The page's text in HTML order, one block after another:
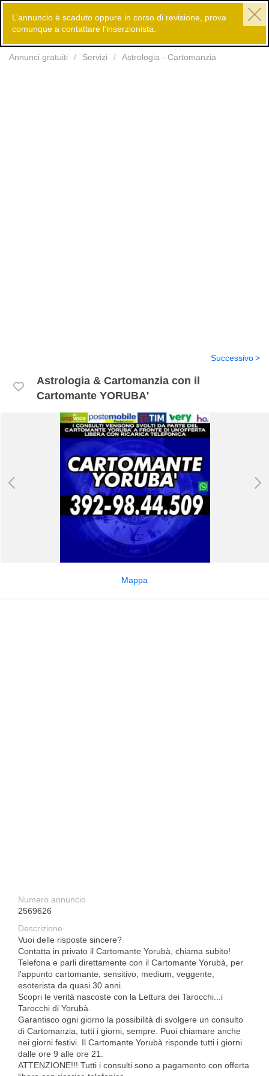
Annunci gratuiti Servizi Astrologia - Cartomanzia
L’annuncio è scaduto oppure in corso di revisione, prova
comunque a contattare l’inserzionista.
Astrologia & Cartomanzia con il
Cartomante YORUBA'
Successivo
Mappa
Numero annuncio
2569626
Descrizione
Vuoi delle risposte sincere?
Contatta in privato il Cartomante Yorubà, chiama subito!
Telefona e parli direttamente con il Cartomante Yorubà, per
l'appunto cartomante, sensitivo, medium, veggente,
esoterista da quasi 30 anni.
Scopri le verità nascoste con la Lettura dei Tarocchi...i
Tarocchi di Yorubà.
Garantisco ogni giorno la possibilità di svolgere un consulto
di Cartomanzia, tutti i giorni, sempre. Puoi chiamare anche
nei giorni festivi. Il Cartomante Yorubà risponde tutti i giorni
dalle ore 9 alle ore 21.
ATTENZIONE!!! Tutti i consulti sono a pagamento con offerta